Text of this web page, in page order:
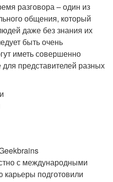
разговора – один из
общения, который
даже без знания их
быть очень
иметь совершенно
представителей разных
с международными
карьеры подготовили